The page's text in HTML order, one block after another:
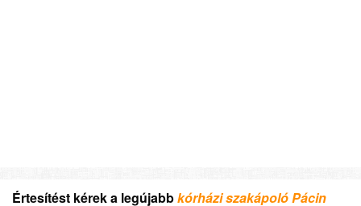
Értesítést kérek a legújabbkórházi szakápoló Pácin